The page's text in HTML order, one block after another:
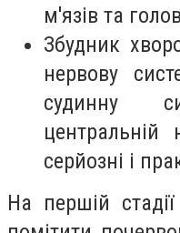
м'язів та
Збудник
нервову
судинну
центральній
серйозні і
На першій